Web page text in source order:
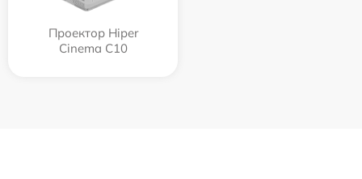
Проектор Hiper
Cinema C10